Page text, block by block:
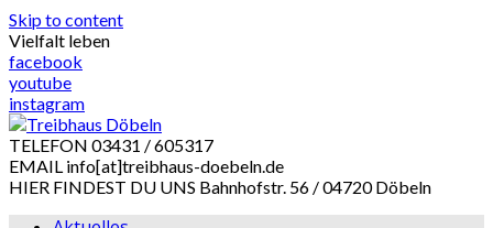
Skip to content
Vielfalt leben
facebook
youtube
instagram
TELEFON 03431 / 605317
EMAIL info[at]treibhaus-doebeln.de
HIER FINDEST DU UNS Bahnhofstr. 56 / 04720 Döbeln